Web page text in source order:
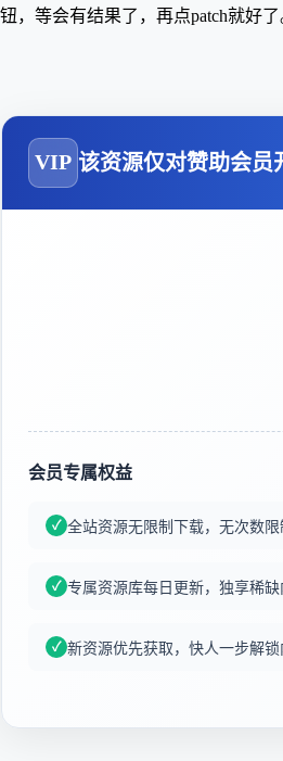
，等会有结果了，再点patch就好了
VIP 该资源仅对赞助会员
会员专属权益
全站资源无限制下载，无次数限
专属资源库每日更新，独享稀缺
新资源优先获取，快人一步解锁